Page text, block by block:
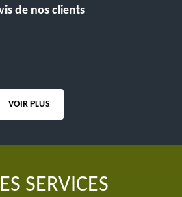
de nos clients
VOIR PLUS
SERVICES